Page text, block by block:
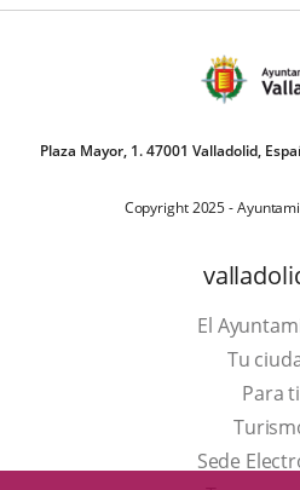
Plaza Mayor, 1. 47001 Valladolid,
Copyright 2025 -
El
Tu
Para ti
Sede